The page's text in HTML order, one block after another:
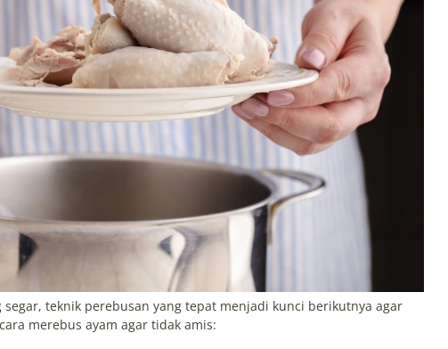
segar, teknik perebusan yang tepat menjadi kunci berikutnya agar
merebus ayam agar tidak amis: